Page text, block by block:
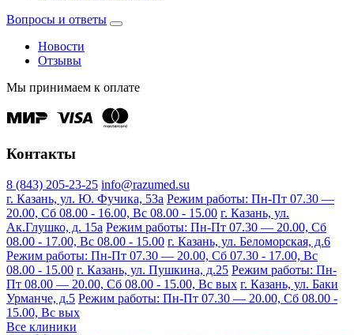
Вопросы и ответы
Новости
Отзывы
Мы принимаем к оплате
Контакты
8 (843) 205-23-25 info@razumed.su
г. Казань, ул. Ю. Фучика, 53а Режим работы: Пн-Пт 07.30 —
20.00, Сб 08.00 - 16.00, Вс 08.00 - 15.00 г. Казань, ул.
Ак.Глушко, д. 15а Режим работы: Пн-Пт 07.30 — 20.00, Сб
08.00 - 17.00, Вс 08.00 - 15.00 г. Казань, ул. Беломорская, д.6
Режим работы: Пн-Пт 07.30 — 20.00, Сб 07.30 - 17.00, Вс
08.00 - 15.00 г. Казань, ул. Пушкина, д.25 Режим работы: Пн-
Пт 08.00 — 20.00, Сб 08.00 - 15.00, Вс вых г. Казань, ул. Баки
Урманче, д.5 Режим работы: Пн-Пт 07.30 — 20.00, Сб 08.00 -
15.00, Вс вых
Все клиники